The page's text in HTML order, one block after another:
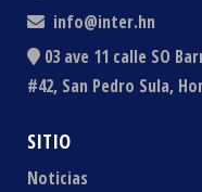
info@inter.hn
03 ave 11 calle SO
#42, San Pedro Sula,
SITIO
Noticias